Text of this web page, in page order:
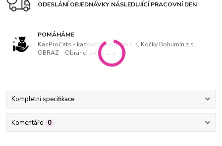
ODESLÁNÍ OBJEDNÁVKY NÁSLEDUJÍCÍ PRACOVNÍ DEN
POMÁHÁME
KasProCats - kastrační program z.s, Kočky Bohumín z.s.,
OBRAZ – Obránci zvířat, z. s
Kompletní specifikace
Komentáře 0